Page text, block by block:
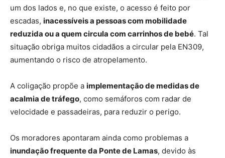
um dos lados e, no que existe, o acesso é feito por
escadas, inacessíveis a pessoas com mobilidade
reduzida ou a quem circula com carrinhos de bebé. Tal
situação obriga muitos cidadãos a circular pela EN309,
aumentando o risco de atropelamento.
A coligação propõe a implementação de medidas de
acalmia de tráfego, como semáforos com radar de
velocidade e passadeiras, para reduzir o perigo.
Os moradores apontaram ainda como problemas a
inundação frequente da Ponte de Lamas, devido às